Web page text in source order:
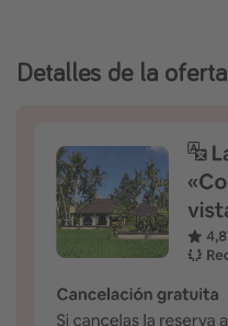
Detalles de la oferta